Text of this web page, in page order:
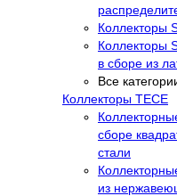
Коллекторы
Коллекторы
в сборе из
Все
Коллекторы TECE
сборе
стали
из